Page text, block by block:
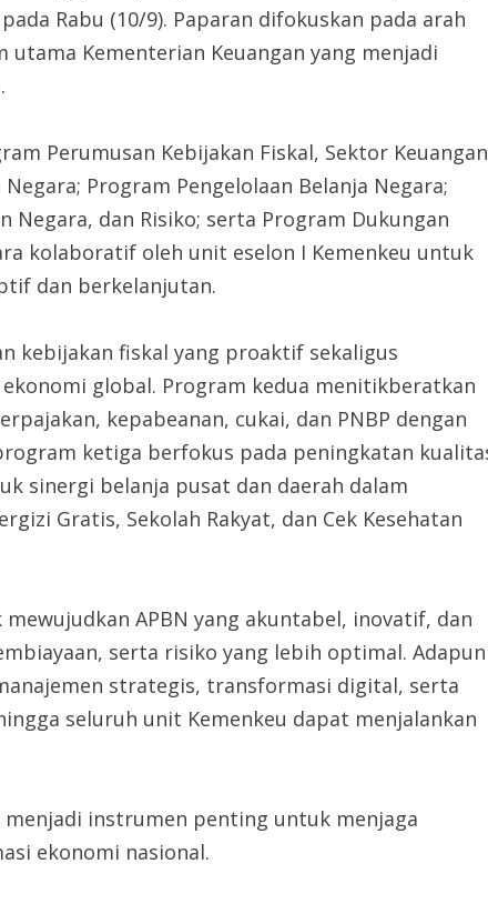
Rabu (10/9). Paparan difokuskan pada arah
Kementerian Keuangan yang menjadi
Perumusan Kebijakan Fiskal, Sektor
Program Pengelolaan Belanja Negara;
Negara, dan Risiko; serta Program Dukungan
kolaboratif oleh unit eselon I Kemenkeu untuk
dan berkelanjutan.
kebijakan fiskal yang proaktif sekaligus
global. Program kedua menitikberatkan
kepabeanan, cukai, dan PNBP dengan
ketiga berfokus pada peningkatan
sinergi belanja pusat dan daerah dalam
Gratis, Sekolah Rakyat, dan Cek Kesehatan
APBN yang akuntabel, inovatif, dan
serta risiko yang lebih optimal. Adapun
strategis, transformasi digital, serta
seluruh unit Kemenkeu dapat menjalankan
instrumen penting untuk menjaga
ekonomi nasional.